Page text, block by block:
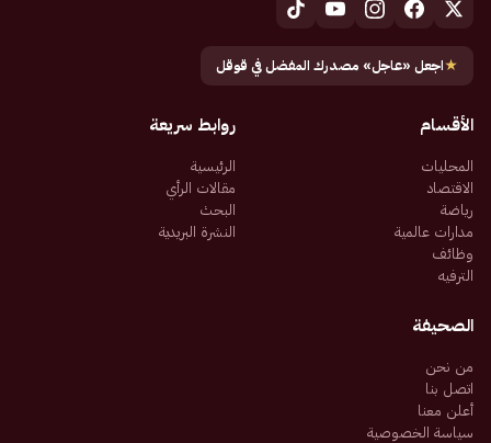
★اجعل «عاجل» مصدرك المفضل في قوقل
الأقسام
المحليات
الاقتصاد
رياضة
مدارات عالمية
وظائف
الترفيه
روابط سريعة
الرئيسية
مقالات الرأي
البحث
النشرة البريدية
الصحيفة
من نحن
اتصل بنا
أعلن معنا
سياسة الخصوصية